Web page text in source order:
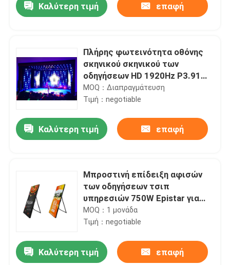
Σπίτι
Περίπου εμείς
Καλύτερη τιμή επαφή
Πλήρης φωτεινότητα οθόνης
σκηνικού σκηνικού των
οδηγήσεων HD 1920Hz P3.91
Kinglight διευθετήσιμη
MOQ：Διαπραγμάτευση
Τιμή：negotiable
Καλύτερη τιμή επαφή
Μπροστινή επίδειξη αφισών
των οδηγήσεων τσιπ
υπηρεσιών 750W Epistar για
τις λεωφόρους αγορών
MOQ：1 μονάδα
Τιμή：negotiable
Καλύτερη τιμή επαφή
Υψηλή ανάλυση 4200Hz 1.875mm μικρή οδηγημένη πίσσα οθόνη εικονοκυττάρου για τις εκθέσεις